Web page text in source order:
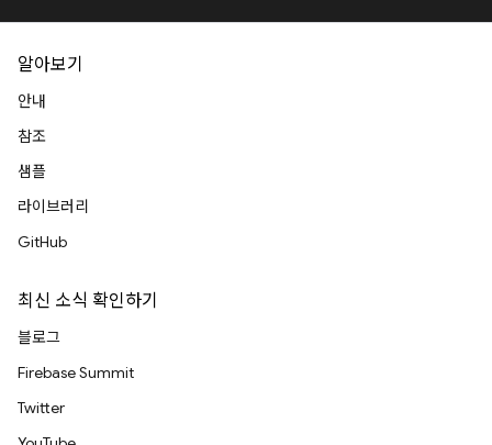
알아보기
안내
참조
샘플
라이브러리
GitHub
최신 소식 확인하기
블로그
Firebase Summit
Twitter